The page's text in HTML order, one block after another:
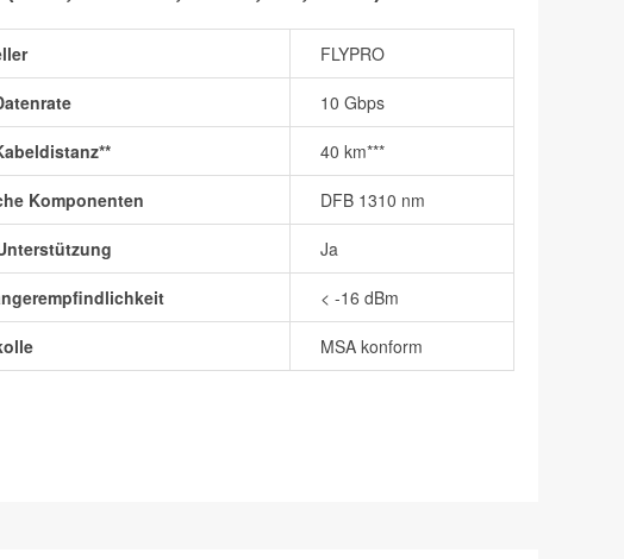
FLYPRO
10 Gbps
40 km***
Komponenten DFB 1310 nm
Ja
< -16 dBm
MSA konform